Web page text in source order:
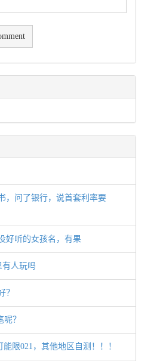
，问了银行，说首套利率要
好听的女孩名，有果
人玩吗
？
？
限021，其他地区自测！！！